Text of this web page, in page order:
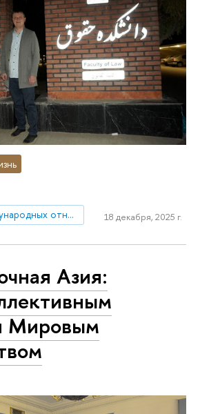
Департамент международных отношений
18 декабря, 2025 г.
Азия:
Мировым